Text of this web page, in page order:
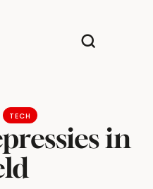
TECH
in